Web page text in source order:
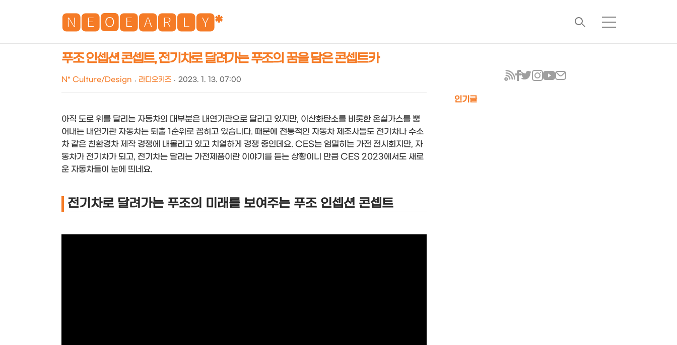
🅽🅴🅾🅴🅰🆁🅻🆈*NEOEARLY*
검
메
푸조 인셉션 콘셉트, 전기차로 달려가는 푸조의 꿈을 담은 콘셉트카
N* Culture/Design 라디오키즈 2023. 1. 13. 07:00
아직 도로 위를 달리는 자동차의 대부분은 내연기관으로 달리고 있지만, 이산화탄소를 비롯한 온실가스를 뿜
어내는 내연기관 자동차는 퇴출 1순위로 꼽히고 있습니다. 때문에 전통적인 자동차 제조사들도 전기차나 수소
차 같은 친환경차 제작 경쟁에 내몰리고 있고 치열하게 경쟁 중인데요. CES는 엄밀히는 가전 전시회지만, 자
동차가 전기차가 되고, 전기차는 달리는 가전제품이란 이야기를 듣는 상황이니 만큼 CES 2023에서도 새로
운 자동차들이 눈에 띄네요.
전기차로 달려가는 푸조의 미래를 보여주는 푸조 인셉션 콘셉트
인기글